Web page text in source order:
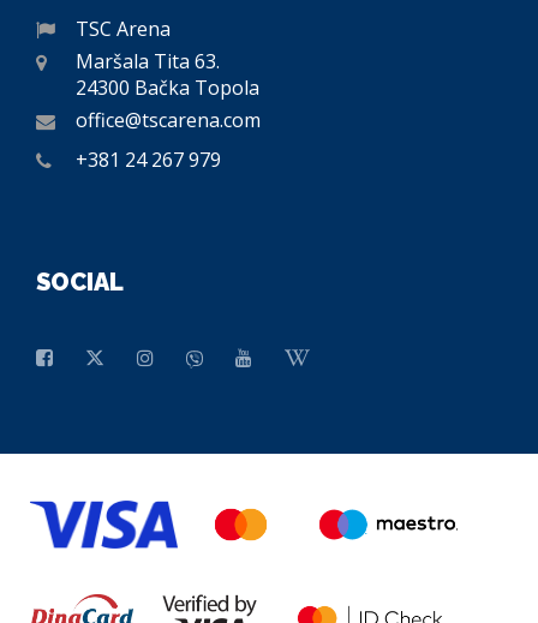
TSC Arena
Maršala Tita 63.
24300 Bačka Topola
office@tscarena.com
+381 24 267 979
SOCIAL